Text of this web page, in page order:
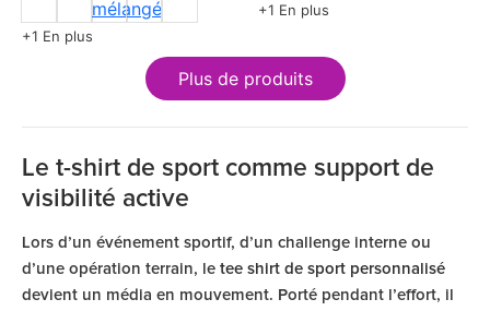
+1 En plus
+1 En plus
Plus de produits
Le t-shirt de sport comme support de
visibilité active
Lors d’un événement sportif, d’un challenge interne ou
d’une opération terrain, le tee shirt de sport personnalisé
devient un média en mouvement. Porté pendant l’effort, il